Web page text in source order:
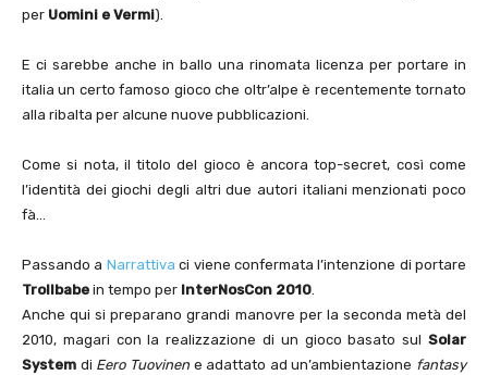
per Uomini e Vermi).
E ci sarebbe anche in ballo una rinomata licenza per portare in
italia un certo famoso gioco che oltr’alpe è recentemente tornato
alla ribalta per alcune nuove pubblicazioni.
Come si nota, il titolo del gioco è ancora top-secret, così come
l’identità dei giochi degli altri due autori italiani menzionati poco
fà…
Passando a Narrattiva ci viene confermata l’intenzione di portare
Trollbabe in tempo per InterNosCon 2010.
Anche qui si preparano grandi manovre per la seconda metà del
2010, magari con la realizzazione di un gioco basato sul Solar
System di Eero Tuovinene adattato ad un’ambientazione fantasy